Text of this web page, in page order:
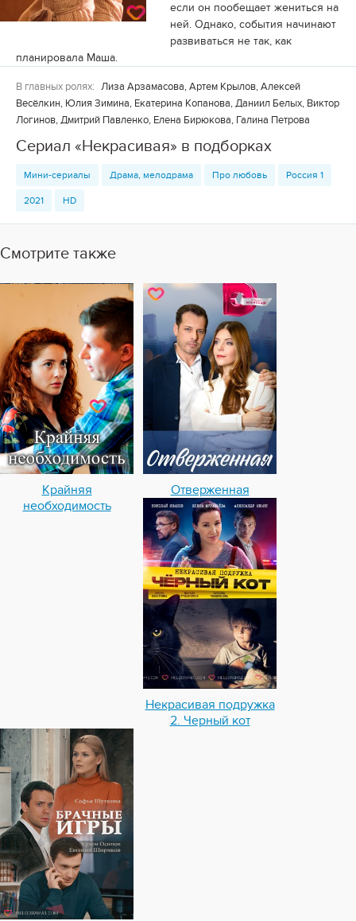
если он пообещает жениться на
ней. Однако, события начинают
развиваться не так, как
планировала Маша.
В главных ролях: Лиза Арзамасова, Артем Крылов, Алексей
Весёлкин, Юлия Зимина, Екатерина Копанова, Даниил Белых, Виктор
Логинов, Дмитрий Павленко, Елена Бирюкова, Галина Петрова
Сериал «Некрасивая» в подборках
Мини-сериалы Драма, мелодрама Про любовь Россия 1
2021 HD
Смотрите также
Крайняя
необходимость
Отверженная
Некрасивая подружка
2. Черный кот